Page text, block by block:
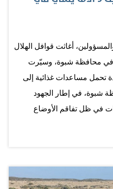
أغاثت قوافل الهلال
3 آلاف يمني في محافظة شبوة، وسيّرت
تحمل مساعدات غذائية إلى
شبوة، في إطار الجهود
في ظل تفاقم الأوضاع
الهيئة للوصول إلى المناطق
السعودية هجوماً لميليشيات